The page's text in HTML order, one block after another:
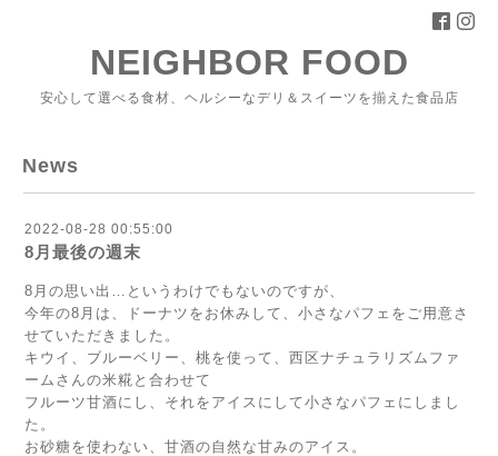
NEIGHBOR FOOD
安心して選べる食材、ヘルシーなデリ＆スイーツを揃えた食品店
News
2022-08-28 00:55:00
8月最後の週末
8月の思い出…というわけでもないのですが、
今年の8月は、ドーナツをお休みして、小さなパフェをご用意さ
せていただきました。
キウイ、ブルーベリー、桃を使って、西区ナチュラリズムファ
ームさんの米糀と合わせて
フルーツ甘酒にし、それをアイスにして小さなパフェにしまし
た。
お砂糖を使わない、甘酒の自然な甘みのアイス。